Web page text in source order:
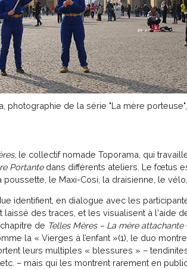
photographie de la série "La mère
, le collectif nomade Toporama, qui
Portantedans différents ateliers. Le fœtus
le Maxi-Cosi, la draisienne, le
identifient, en dialogue avec les
des traces, et les visualisent à l'aide
de Telles Mères – La mère attachante
la « Vierges à l’enfant »(1), le duo
leurs multiples « blessures » –
– mais qui les montrent rarement en